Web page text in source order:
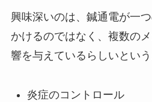
興味深いのは、鍼通電が一
かけるのではなく、複数の
響を与えているらしいという
炎症のコントロール